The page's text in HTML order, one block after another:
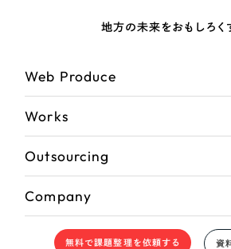
地方の未来をおもしろく
Web Produce
Works
Outsourcing
Company
無料で課題整理を依頼する 資